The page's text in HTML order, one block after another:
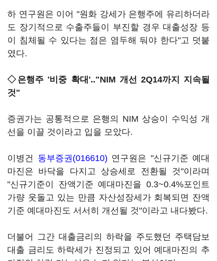
하 연구원은 이어 "원화 강세가 은행주에 유리하더라
도 장기적으로 수출주들이 부진할 경우 대출성장 등
이 침체될 수 있다는 점은 염두해 둬야 한다"고 덧붙
였다.
◇은행주 '비중 확대'.."NIM 개선 2Q14까지 지속될
것"
증권가는 공통적으로 은행의 NIM 상승이 수익성 개
선을 이끌 것이라고 입을 모았다.
이병건 동부증권(016610) 연구원은 "신규기준 예대
마진은 바닥을 다지고 상승세로 전환될 것"이라며
"신규기준이 잔액기준 예대마진을 0.3~0.4%포인트
가량 웃돌고 있는 만큼 자산성장세가 회복되면 잔액
기준 예대마진도 서서히 개선될 것"이라고 내다봤다.
더불어 그간 대출금리의 하락을 주도했던 주택담보
대출 금리도 하락세가 진정되고 있어 예대마진의 추